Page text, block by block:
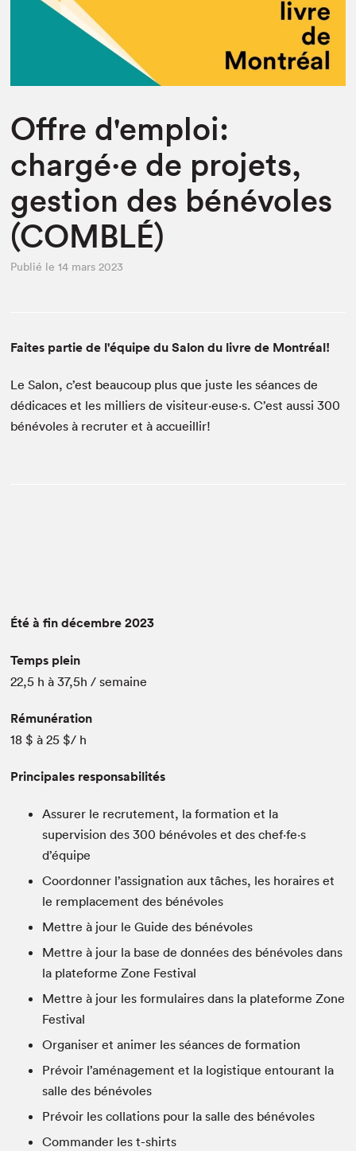
Espace enseignant·e·s
Espace pro
Offre d'emploi:
chargé·e de projets,
gestion des bénévoles
(COMBLÉ)
Publié le 14 mars 2023
Faites partie de l'équipe du Salon du livre de Montréal!
Le Salon, c’est beaucoup plus que juste les séances de
dédicaces et les milliers de visiteur·euse·s. C’est aussi 300
bénévoles à recruter et à accueillir!
Été à fin décembre 2023
Temps plein
22,5 h à 37,5h / semaine
Rémunération
18 $ à 25 $/ h
Principales responsabilités
Assurer le recrutement, la formation et la
supervision des 300 bénévoles et des chef·fe·s
d’équipe
Coordonner l’assignation aux tâches, les horaires et
le remplacement des bénévoles
Mettre à jour le Guide des bénévoles
Mettre à jour la base de données des bénévoles dans
la plateforme Zone Festival
Mettre à jour les formulaires dans la plateforme Zone
Festival
Organiser et animer les séances de formation
Prévoir l’aménagement et la logistique entourant la
salle des bénévoles
Prévoir les collations pour la salle des bénévoles
Commander les t-shirts